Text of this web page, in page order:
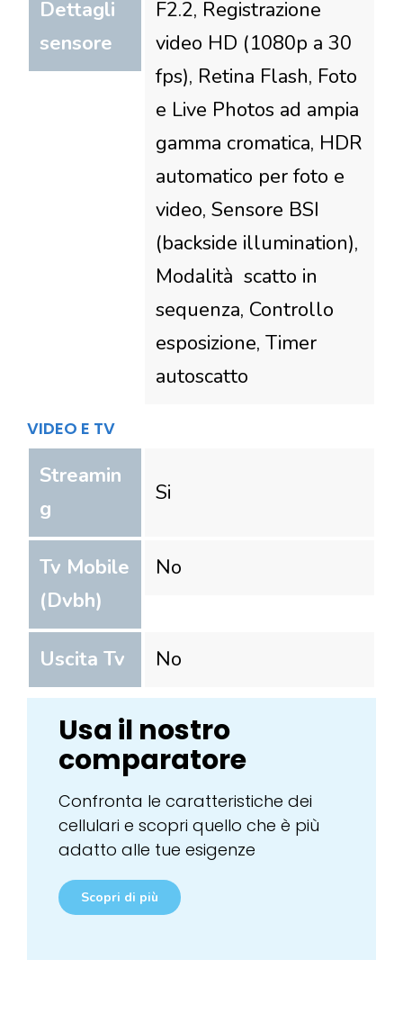
Dettagli
sensore
F2.2, Registrazione
video HD (1080p a 30
fps), Retina Flash, Foto
e Live Photos ad ampia
gamma cromatica, HDR
automatico per foto e
video, Sensore BSI
(backside illumination),
Modalità scatto in
sequenza, Controllo
esposizione, Timer
autoscatto
VIDEO E TV
Streamin
g
Si
Tv Mobile
(Dvbh)
No
Uscita Tv No
Usa il nostro
comparatore
Confronta le caratteristiche dei
cellulari e scopri quello che è più
adatto alle tue esigenze
Scopri di più